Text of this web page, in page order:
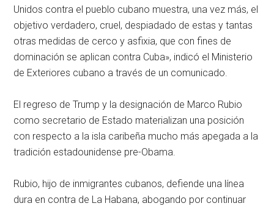
Unidos contra el pueblo cubano muestra, una vez más, el
objetivo verdadero, cruel, despiadado de estas y tantas
otras medidas de cerco y asfixia, que con fines de
dominación se aplican contra Cuba», indicó el Ministerio
de Exteriores cubano a través de un comunicado.
El regreso de Trump y la designación de Marco Rubio
como secretario de Estado materializan una posición
con respecto a la isla caribeña mucho más apegada a la
tradición estadounidense pre-Obama.
Rubio, hijo de inmigrantes cubanos, defiende una línea
dura en contra de La Habana, abogando por continuar